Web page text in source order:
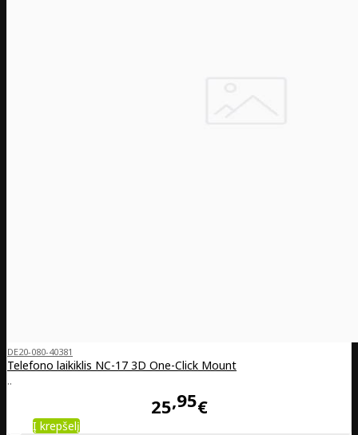
DE20-080-40381
Telefono laikiklis NC-17 3D One-Click Mount
..
25 95€
Į krepšelį